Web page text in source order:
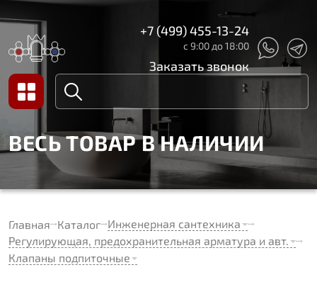
+7 (499) 455-13-24
с 9:00 до 18:00
Заказать звонок
ВЕСЬ ТОВАР В НАЛИЧИИ
Главная Каталог Инженерная сантехника
Регулирующая, предохранительная арматура и авт.
Клапаны подпиточные